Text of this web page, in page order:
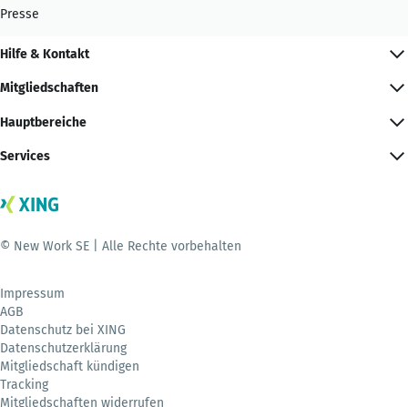
Presse
Hilfe & Kontakt
Mitgliedschaften
Hauptbereiche
Services
© New Work SE | Alle Rechte vorbehalten
Impressum
AGB
Datenschutz bei XING
Datenschutzerklärung
Mitgliedschaft kündigen
Tracking
Mitgliedschaften widerrufen